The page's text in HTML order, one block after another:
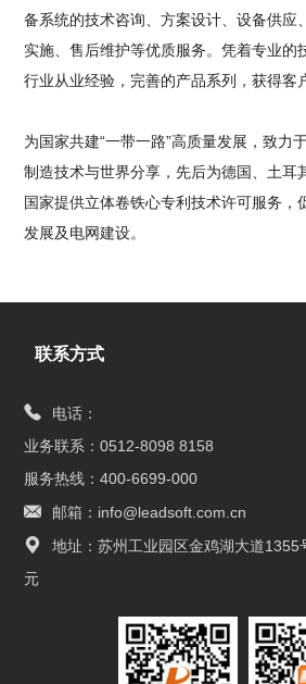
备系统的技术咨询、方案设计、设备供应
实施、售后维护等优质服务。凭着专业的
行业从业经验，完善的产品系列，获得客
为国家共建“一带一路”高质量发展，致力
制造技术与世界分享，先后为德国、土耳
国家提供立体卷铁心专利技术许可服务，
发展及电网建设。
联系方式
电话：
业务联系：0512-8098 8158
服务热线：400-6699-000
邮箱：info@leadsoft.com.cn
地址：苏州工业园区金鸡湖大道1355
元